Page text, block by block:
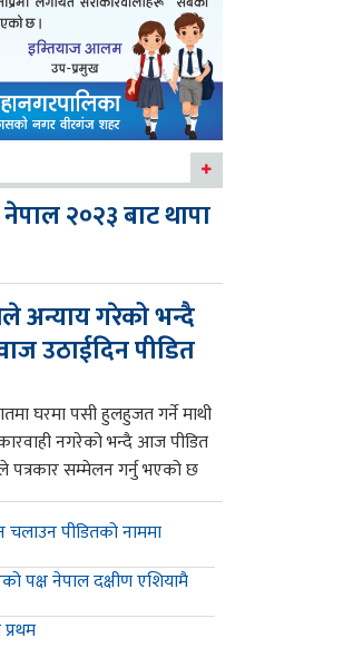
२०२३ बाट थापा
अन्याय गरेको भन्दै
उठाईदिन पीडित
घरमा पसी हुलहुजत गर्ने माथी
नगरेको भन्दै आज पीडित
पत्रकार सम्मेलन गर्नु भएको छ
चलाउन पीडितको नाममा
पक्ष नेपाल दक्षीण एशियामै